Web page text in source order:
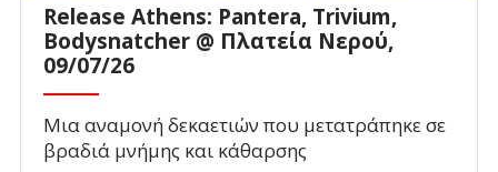
Release Athens: Pantera, Trivium,
Bodysnatcher @ Πλατεία Νερού,
09/07/26
Μια αναμονή δεκαετιών που μετατράπηκε σε
βραδιά μνήμης και κάθαρσης